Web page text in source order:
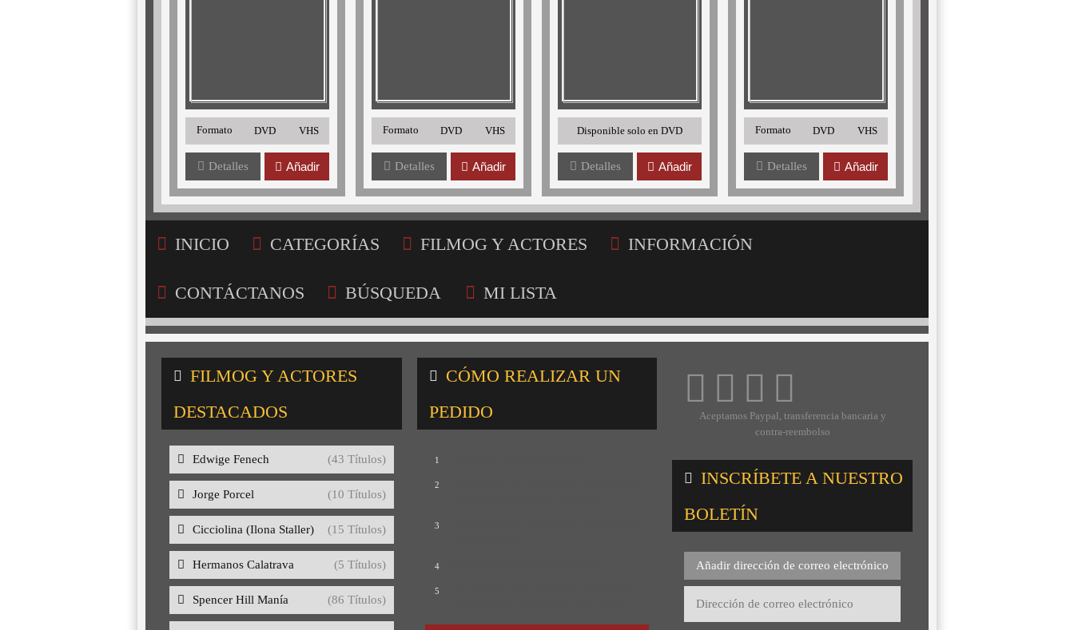
Formato DVD VHS
Detalles Añadir
Formato DVD VHS
Detalles Añadir
Disponible solo en DVD
Detalles Añadir
Formato DVD VHS
Detalles Añadir
INICIO CATEGORÍAS FILMOG Y ACTORES INFORMACIÓN
CONTÁCTANOS BÚSQUEDA MI LISTA
FILMOG Y ACTORES
DESTACADOS
Edwige Fenech (43 Títulos)
Jorge Porcel (10 Títulos)
Cicciolina (Ilona Staller) (15 Títulos)
Hermanos Calatrava (5 Títulos)
Spencer Hill Manía (86 Títulos)
CÓMO REALIZAR UN
PEDIDO
1
2
3
4
5
Aceptamos Paypal, transferencia bancaria y
contra-reembolso
INSCRÍBETE A NUESTRO
BOLETÍN
Añadir dirección de correo electrónico